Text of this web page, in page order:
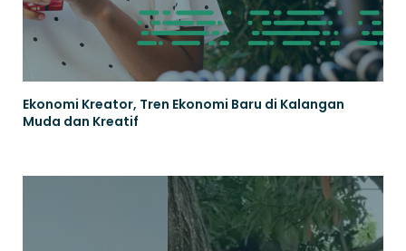
Ekonomi Kreator, Tren Ekonomi Baru di Kalangan
Muda dan Kreatif